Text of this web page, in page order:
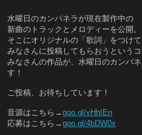
水曜日のカンパネラが現在製作中の
新曲のトラックとメロディーを公開。
そこにオリジナルの「歌詞」をつけて
みなさんに投稿してもらおうというコ
みなさんの作品が、水曜日のカンパ
す！
ご投稿、 お待ちしています！
音源はこちら→goo.gl/vHhIEn
応募はこちら→goo.gl/4bDW0x